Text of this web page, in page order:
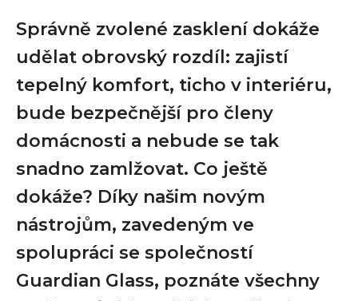
Správně zvolené zasklení dokáže
udělat obrovský rozdíl: zajistí
tepelný komfort, ticho v interiéru,
bude bezpečnější pro členy
domácnosti a nebude se tak
snadno zamlžovat. Co ještě
dokáže? Díky našim novým
nástrojům, zavedeným ve
spolupráci se společností
Guardian Glass, poznáte všechny